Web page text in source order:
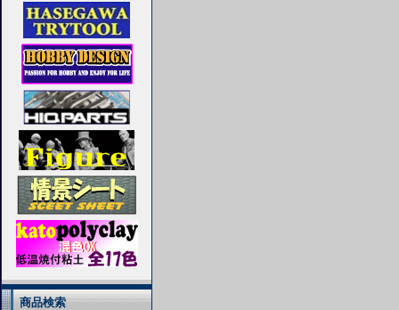
商品検索